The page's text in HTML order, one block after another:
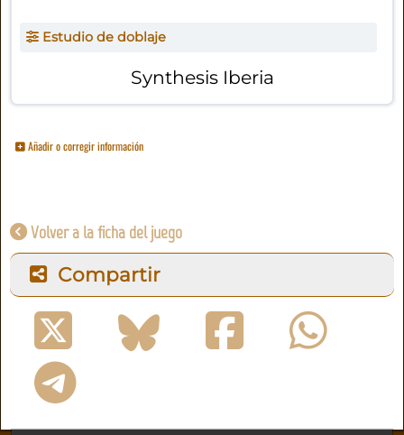
Estudio de doblaje
Synthesis Iberia
Añadir o corregir información
Volver a la ficha del juego
Compartir